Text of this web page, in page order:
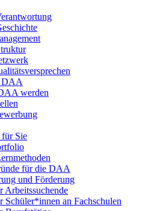
DAA
werden
Sie
für die DAA
und Förderung
Arbeitssuchende
Schüler*innen an Fachschulen